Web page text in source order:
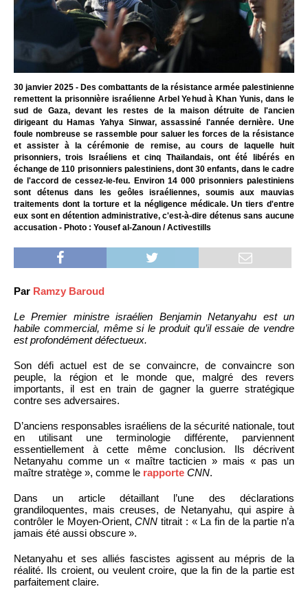
30 janvier 2025 - Des combattants de la résistance armée palestinienne
remettent la prisonnière israélienne Arbel Yehud à Khan Yunis, dans le
sud de Gaza, devant les restes de la maison détruite de l'ancien
dirigeant du Hamas Yahya Sinwar, assassiné l'année dernière. Une
foule nombreuse se rassemble pour saluer les forces de la résistance
et assister à la cérémonie de remise, au cours de laquelle huit
prisonniers, trois Israéliens et cinq Thaïlandais, ont été libérés en
échange de 110 prisonniers palestiniens, dont 30 enfants, dans le cadre
de l'accord de cessez-le-feu. Environ 14 000 prisonniers palestiniens
sont détenus dans les geôles israéliennes, soumis aux mauvias
traitements dont la torture et la négligence médicale. Un tiers d'entre
eux sont en détention administrative, c'est-à-dire détenus sans aucune
accusation - Photo : Yousef al-Zanoun / Activestills
Par Ramzy Baroud
Le Premier ministre israélien Benjamin Netanyahu est un
habile commercial, même si le produit qu’il essaie de vendre
est profondément défectueux.
Son défi actuel est de se convaincre, de convaincre son
peuple, la région et le monde que, malgré des revers
importants, il est en train de gagner la guerre stratégique
contre ses adversaires.
D’anciens responsables israéliens de la sécurité nationale, tout
en utilisant une terminologie différente, parviennent
essentiellement à cette même conclusion. Ils décrivent
Netanyahu comme un « maître tacticien » mais « pas un
maître stratège », comme le rapporte CNN.
Dans un article détaillant l’une des déclarations
grandiloquentes, mais creuses, de Netanyahu, qui aspire à
contrôler le Moyen-Orient,CNN titrait : « La fin de la partie n’a
jamais été aussi obscure ».
Netanyahu et ses alliés fascistes agissent au mépris de la
réalité. Ils croient, ou veulent croire, que la fin de la partie est
parfaitement claire.